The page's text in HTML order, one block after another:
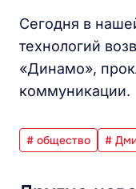
Сегодня в
технологий
«Динамо»,
коммуникации.
# общество #